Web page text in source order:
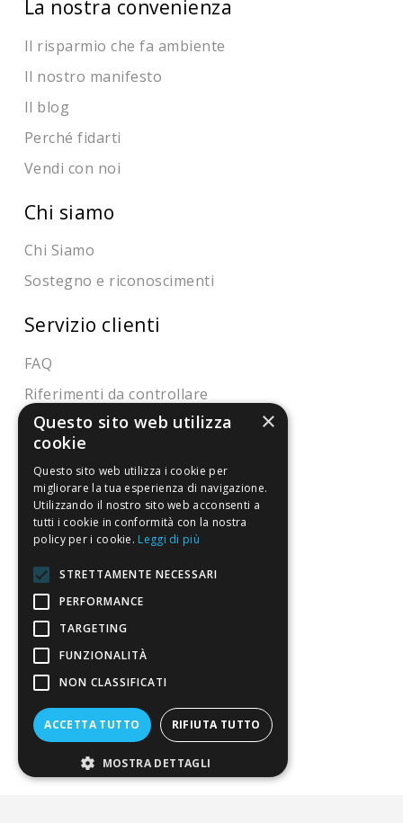
La nostra convenienza
Il risparmio che fa ambiente
Il nostro manifesto
Il blog
Perché fidarti
Vendi con noi
Chi siamo
Chi Siamo
Sostegno e riconoscimenti
Servizio clienti
FAQ
Riferimenti da controllare
Condizioni di vendita
Termini di vendita
Spedizione
Pagamenti
Resi
4,7/5
Eccellente
3.820
Recensioni
×
Questo sito web utilizza
cookie
Questo sito web utilizza i cookie per
migliorare la tua esperienza di navigazione.
Utilizzando il nostro sito web acconsenti a
tutti i cookie in conformità con la nostra
policy per i cookie. Leggi di più
STRETTAMENTE NECESSARI
PERFORMANCE
TARGETING
FUNZIONALITÀ
NON CLASSIFICATI
ACCETTA TUTTO RIFIUTA TUTTO
MOSTRA DETTAGLI